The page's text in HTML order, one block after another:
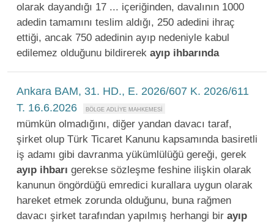
olarak dayandığı 17 ... içeriğinden, davalının 1000
adedin tamamını teslim aldığı, 250 adedini ihraç
ettiği, ancak 750 adedinin ayıp nedeniyle kabul
edilemez olduğunu bildirerek ayıp ihbarında
Ankara BAM, 31. HD., E. 2026/607 K. 2026/611
T. 16.6.2026
mümkün olmadığını, diğer yandan davacı taraf,
şirket olup Türk Ticaret Kanunu kapsamında basiretli
iş adamı gibi davranma yükümlülüğü gereği, gerek
ayıp ihbarı gerekse sözleşme feshine ilişkin olarak
kanunun öngördüğü emredici kurallara uygun olarak
hareket etmek zorunda olduğunu, buna rağmen
davacı şirket tarafından yapılmış herhangi bir ayıp